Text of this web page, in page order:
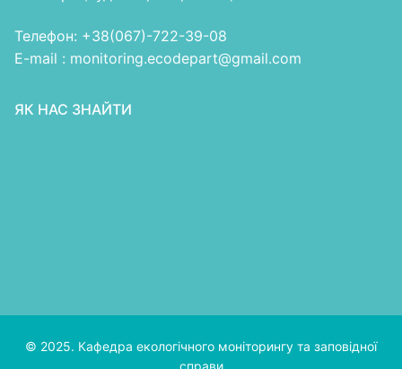
Телефон: +38(067)-722-39-08
E-mail : monitoring.ecodepart@gmail.com
ЯК НАС ЗНАЙТИ
© 2025. Кафедра екологічного моніторингу та заповідної